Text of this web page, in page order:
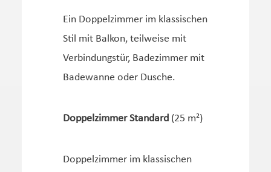
Ein Doppelzimmer im klassischen
Stil mit Balkon, teilweise mit
Verbindungstür, Badezimmer mit
Badewanne oder Dusche.
Doppelzimmer Standard(25 m²)
Doppelzimmer im klassischen